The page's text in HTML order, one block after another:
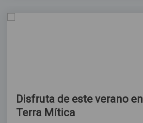
Disfruta de este verano en
Terra Mítica